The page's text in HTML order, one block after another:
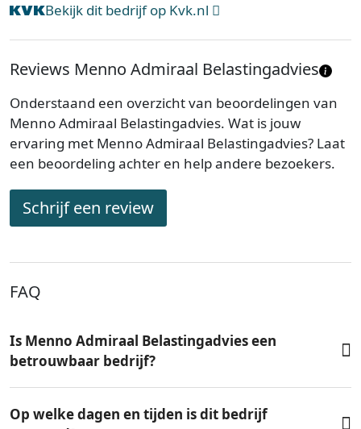
Bekijk dit bedrijf op Kvk.nl
Reviews Menno Admiraal Belastingadvies
Onderstaand een overzicht van beoordelingen van
Menno Admiraal Belastingadvies. Wat is jouw
ervaring met Menno Admiraal Belastingadvies? Laat
een beoordeling achter en help andere bezoekers.
Schrijf een review
FAQ
Is Menno Admiraal Belastingadvies een
betrouwbaar bedrijf?
Op welke dagen en tijden is dit bedrijf